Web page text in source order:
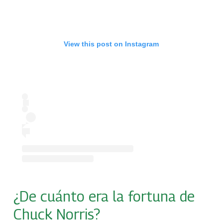
View this post on Instagram
¿De cuánto era la fortuna de
Chuck Norris?